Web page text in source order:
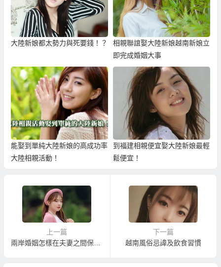
大陸新娘都太勢力與死要錢！？
相親聯誼娶大陸新娘越南新娘立
即完成婚姻大事
能娶到單純大陸新娘的高成功率
大陸相親活動！
到福建相親便宜娶大陸新娘最輕
鬆便宜！
上一篇
兩岸婚姻怎樣在夫妻之間保持吸引力？！
下一篇
越南風俗忌諱及飲食習慣